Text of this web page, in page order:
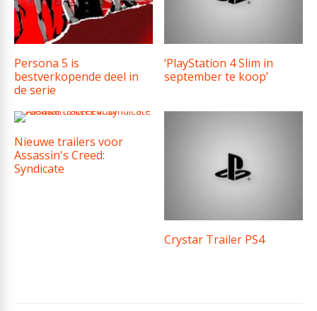
Persona 5 is
bestverkopende deel in
de serie
‘PlayStation 4 Slim in
september te koop’
Nieuwe trailers voor
Assassin's Creed:
Syndicate
Crystar Trailer PS4